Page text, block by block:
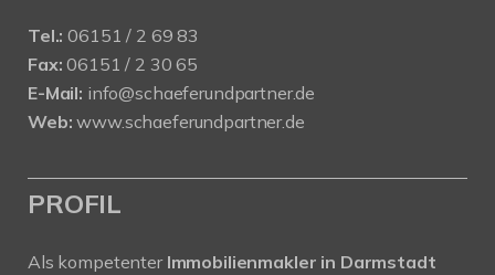
Tel.: 06151 / 2 69 83
Fax: 06151 / 2 30 65
E-Mail: info@schaeferundpartner.de
Web: www.schaeferundpartner.de
PROFIL
Als kompetenter Immobilienmakler in Darmstadt